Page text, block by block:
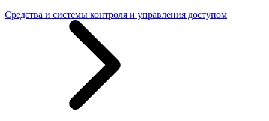
Средства и системы контроля и управления доступом